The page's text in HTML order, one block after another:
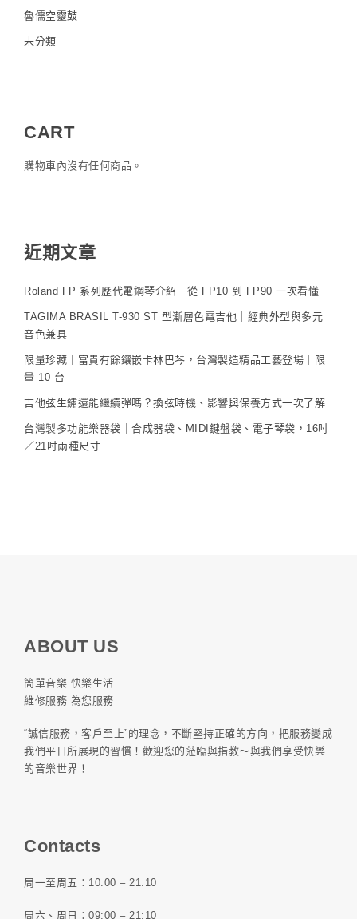
魯儒空靈鼓
未分類
CART
購物車內沒有任何商品。
近期文章
Roland FP 系列歷代電鋼琴介紹｜從 FP10 到 FP90 一次看懂
TAGIMA BRASIL T-930 ST 型漸層色電吉他｜經典外型與多元
音色兼具
限量珍藏｜富貴有餘鑲嵌卡林巴琴，台灣製造精品工藝登場｜限
量 10 台
吉他弦生鏽還能繼續彈嗎？換弦時機、影響與保養方式一次了解
台灣製多功能樂器袋｜合成器袋、MIDI鍵盤袋、電子琴袋，16吋
／21吋兩種尺寸
ABOUT US
簡單音樂 快樂生活
維修服務 為您服務
“誠信服務，客戶至上”的理念，不斷堅持正確的方向，把服務變成
我們平日所展現的習慣！歡迎您的蒞臨與指教～與我們享受快樂
的音樂世界！
Contacts
周一至周五：10:00 – 21:10
周六、周日：09:00 – 21:10